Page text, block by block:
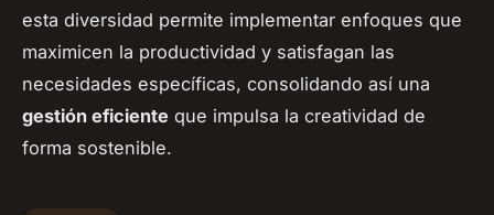
esta diversidad permite implementar enfoques que
maximicen la productividad y satisfagan las
necesidades específicas, consolidando así una
gestión eficiente que impulsa la creatividad de
forma sostenible.